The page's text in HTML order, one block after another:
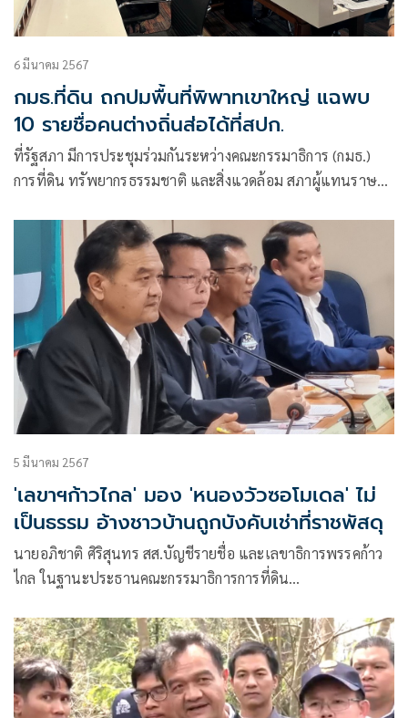
6 มีนาคม 2567
กมธ.ที่ดิน ถกปมพื้นที่พิพาทเขาใหญ่ แฉพบ
10 รายชื่อคนต่างถิ่นส่อได้ที่สปก.
ที่รัฐสภา มีการประชุมร่วมกันระหว่างคณะกรรมาธิการ (กมธ.)
การที่ดิน ทรัพยากรธรรมชาติ และสิ่งแวดล้อม สภาผู้แทนราษฎร
ก้าวไกล (ก.ก.) เป็นประธาน กับกมธ.ความมั่นคงแห่งรัฐ
5 มีนาคม 2567
'เลขาฯก้าวไกล' มอง 'หนองวัวซอโมเดล' ไม่
เป็นธรรม อ้างชาวบ้านถูกบังคับเช่าที่ราชพัสดุ
นายอภิชาติ ศิริสุนทร สส.บัญชีรายชื่อ และเลขาธิการพรรคก้าว
ไกล ในฐานะประธานคณะกรรมาธิการการที่ดิน
กรณี ‘หนองวัวซอโมเดล’ ว่า ชาวบ้านมีการมาร้องเรียน ว่ามีการ
บังคับให้เช่าที่ดิน ทั้งที่มีหลักฐานว่าอยู่มาก่อน เช่น ใบตราจอง
หนังสือรับรองการทำประโยชน์ หรือ น.ส.3 ซึ่งไม่เป็นธรรมกับ
ประชาชน